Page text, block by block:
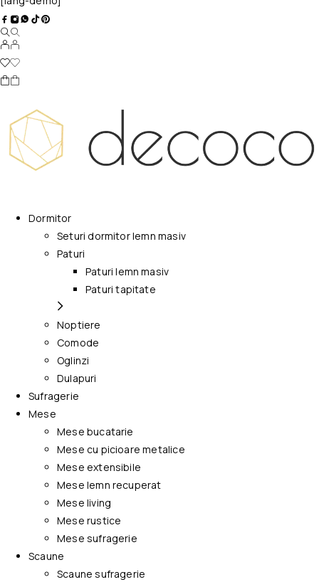
Dormitor
Seturi dormitor lemn masiv
Paturi
Paturi lemn masiv
Paturi tapitate
Noptiere
Comode
Oglinzi
Dulapuri
Sufragerie
Mese
Mese bucatarie
Mese cu picioare metalice
Mese extensibile
Mese lemn recuperat
Mese living
Mese rustice
Mese sufragerie
Scaune
Scaune sufragerie